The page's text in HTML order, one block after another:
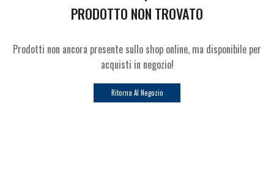
PRODOTTO NON TROVATO
Prodotti non ancora presente sullo shop online, ma disponibile per
acquisti in negozio!
Ritorna Al Negozio